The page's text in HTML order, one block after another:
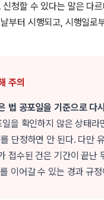
청할 수 있다는 말은 다
부터 시행되고, 시행일로
주의
법 공포일을 기준으로 다
을 확인하지 않은 상태라
단정하면 안 된다. 다만
접수된 건은 기간이 끝난
이어갈 수 있는 경과 규